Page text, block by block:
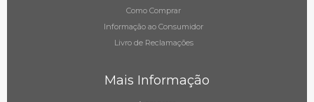
Como Comprar
Informação ao Consumidor
Livro de Reclamações
Mais Informação